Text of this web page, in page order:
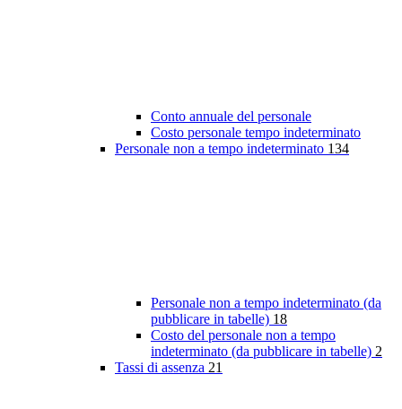
Conto annuale del personale
Costo personale tempo indeterminato
Personale non a tempo indeterminato 134
Personale non a tempo indeterminato (da
pubblicare in tabelle) 18
Costo del personale non a tempo
indeterminato (da pubblicare in tabelle) 2
Tassi di assenza 21